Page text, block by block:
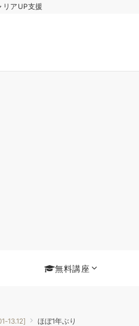
リアUP支援
無料講座
13.12] ほぼ1年ぶり